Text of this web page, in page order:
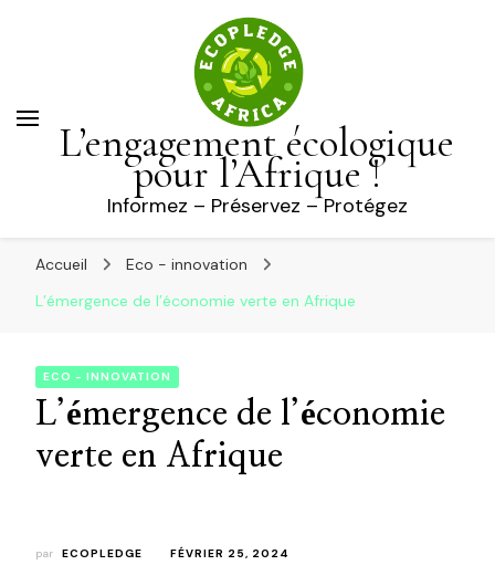
L’engagement écologique
pour l’Afrique !
Informez – Préservez – Protégez
Accueil
Eco - innovation
L’émergence de l’économie verte en Afrique
ECO - INNOVATION
L’émergence de l’économie
verte en Afrique
par ECOPLEDGE FÉVRIER 25, 2024